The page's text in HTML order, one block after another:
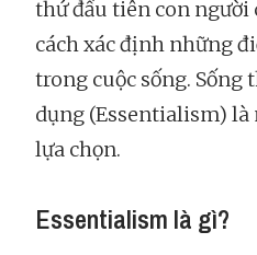
thứ đầu tiên con người
cách xác định những
trong cuộc sống. Sống
dụng (Essentialism)
lựa chọn.
Essentialism là gì?